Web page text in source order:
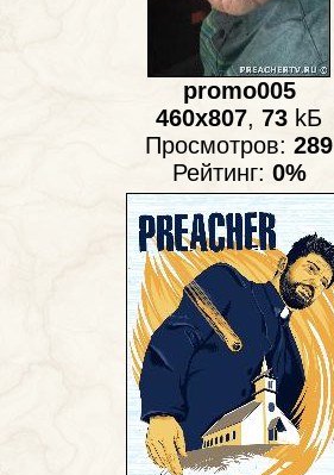
promo005
460x807, 73 kБ
Просмотров: 289
Рейтинг: 0%